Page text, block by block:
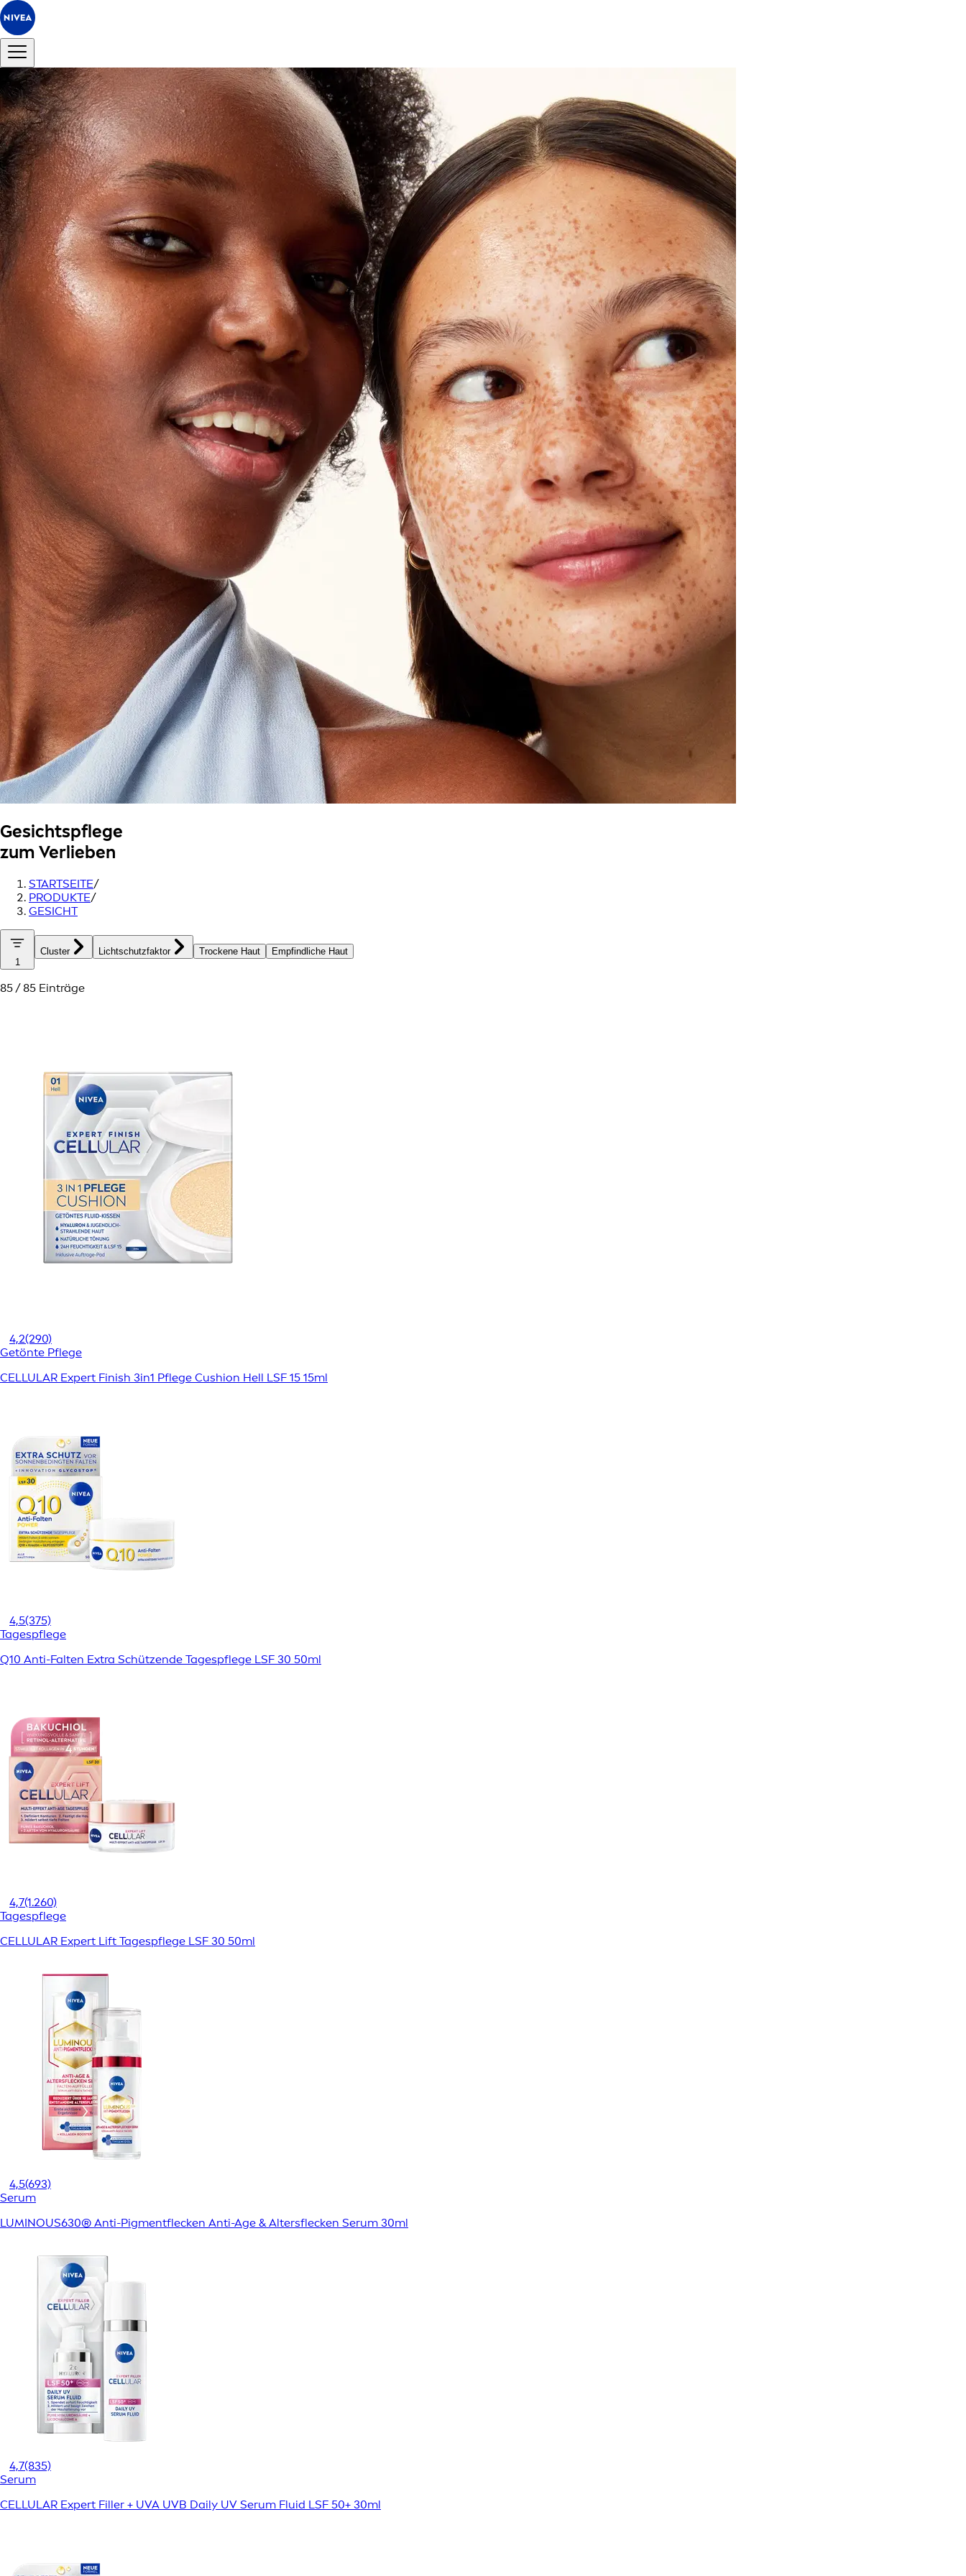
Gesichtspflege
zum Verlieben
STARTSEITE/
PRODUKTE/
GESICHT
1
Cluster Lichtschutzfaktor Trockene Haut Empfindliche Haut
85 / 85 Einträge
4,2(290)
Getönte Pflege
CELLULAR Expert Finish 3in1 Pflege Cushion Hell LSF 15 15ml
4,5(375)
Tagespflege
Q10 Anti-Falten Extra Schützende Tagespflege LSF 30 50ml
4,7(1.260)
Tagespflege
CELLULAR Expert Lift Tagespflege LSF 30 50ml
4,5(693)
Serum
LUMINOUS630® Anti-Pigmentflecken Anti-Age & Altersflecken Serum 30ml
4,7(835)
Serum
CELLULAR Expert Filler + UVA UVB Daily UV Serum Fluid LSF 50+ 30ml